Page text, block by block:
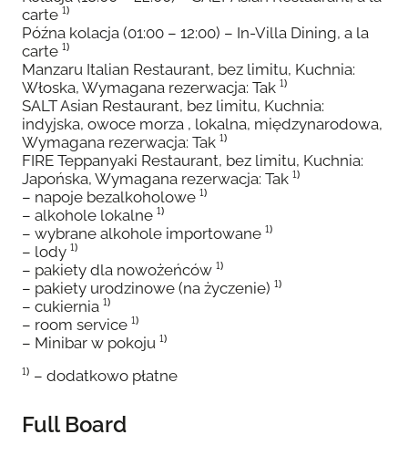
carte ¹⁾
Późna kolacja (01:00 – 12:00) – In-Villa Dining, a la
carte ¹⁾
Manzaru Italian Restaurant, bez limitu, Kuchnia:
Włoska, Wymagana rezerwacja: Tak ¹⁾
SALT Asian Restaurant, bez limitu, Kuchnia:
indyjska, owoce morza , lokalna, międzynarodowa,
Wymagana rezerwacja: Tak ¹⁾
FIRE Teppanyaki Restaurant, bez limitu, Kuchnia:
Japońska, Wymagana rezerwacja: Tak ¹⁾
– napoje bezalkoholowe ¹⁾
– alkohole lokalne ¹⁾
– wybrane alkohole importowane ¹⁾
– lody ¹⁾
– pakiety dla nowożeńców ¹⁾
– pakiety urodzinowe (na życzenie) ¹⁾
– cukiernia ¹⁾
– room service ¹⁾
– Minibar w pokoju ¹⁾
¹⁾ – dodatkowo płatne
Full Board